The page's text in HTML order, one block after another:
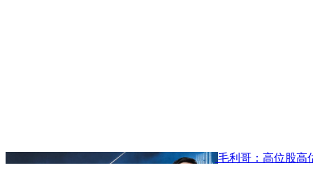
毛利哥：高位股高